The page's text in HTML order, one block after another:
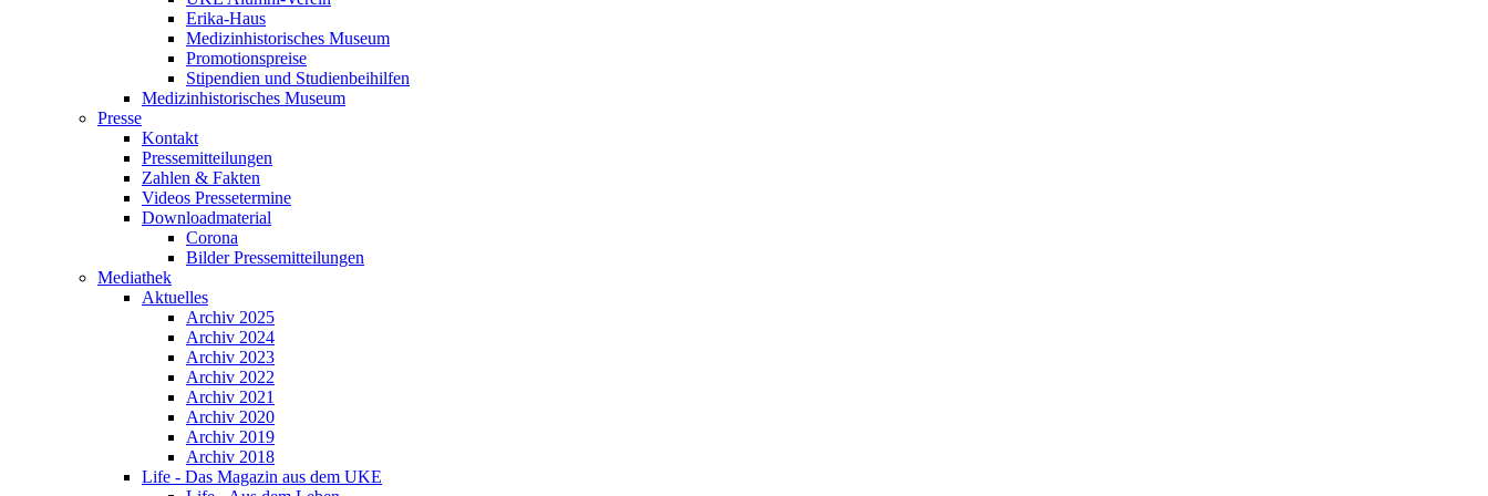
Erika-Haus
Medizinhistorisches Museum
Promotionspreise
Stipendien und Studienbeihilfen
Medizinhistorisches Museum
Presse
Kontakt
Pressemitteilungen
Zahlen & Fakten
Videos Pressetermine
Downloadmaterial
Corona
Bilder Pressemitteilungen
Mediathek
Aktuelles
Archiv 2025
Archiv 2024
Archiv 2023
Archiv 2022
Archiv 2021
Archiv 2020
Archiv 2019
Archiv 2018
Life - Das Magazin aus dem UKE